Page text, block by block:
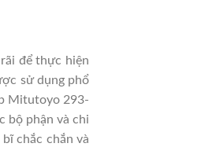
để thực hiện
sử dụng phổ
Mitutoyo 293-
bộ phận và chi
chắc chắn và